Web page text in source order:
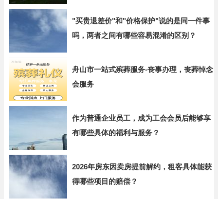
"买贵退差价"和"价格保护"说的是同一件事
吗，两者之间有哪些容易混淆的区别？
舟山市一站式殡葬服务-丧事办理，丧葬悼念
会服务
作为普通企业员工，成为工会会员后能够享
有哪些具体的福利与服务？
2026年房东因卖房提前解约，租客具体能获
得哪些项目的赔偿？